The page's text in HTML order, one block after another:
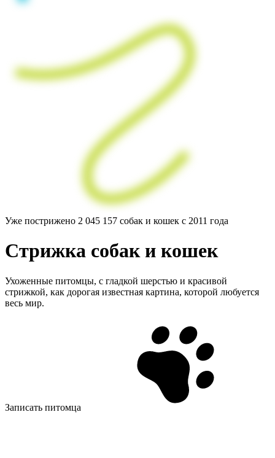
Уже пострижено 2 045 157 собак и кошек с 2011 года
Стрижка собаки кошек
Ухоженные питомцы, с гладкой шерстью и красивой
стрижкой, как дорогая известная картина, которой любуется
весь мир.
Записать питомца